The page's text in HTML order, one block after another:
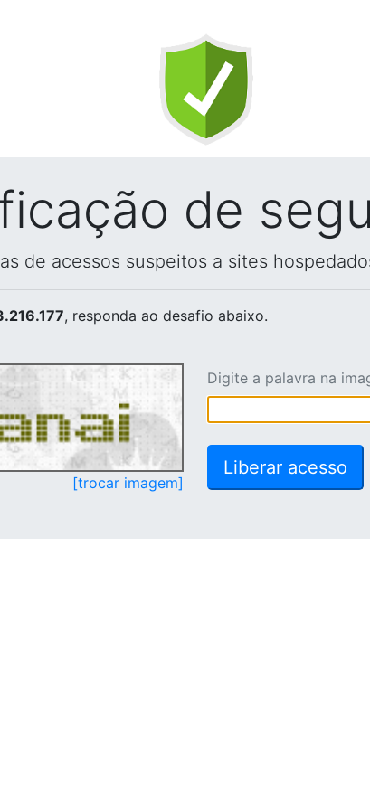
de
de acessos suspeitos a sites
, responda ao desafio abaixo.
[trocar imagem]
Digite a palavra na